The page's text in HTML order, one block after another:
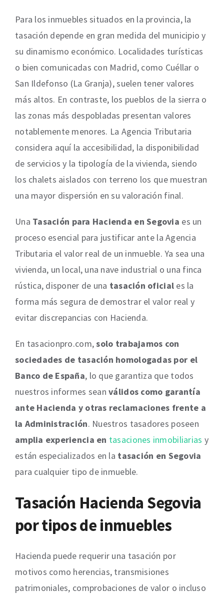
Para los inmuebles situados en la provincia, la
tasación depende en gran medida del municipio y
su dinamismo económico. Localidades turísticas
o bien comunicadas con Madrid, como Cuéllar o
San Ildefonso (La Granja), suelen tener valores
más altos. En contraste, los pueblos de la sierra o
las zonas más despobladas presentan valores
notablemente menores. La Agencia Tributaria
considera aquí la accesibilidad, la disponibilidad
de servicios y la tipología de la vivienda, siendo
los chalets aislados con terreno los que muestran
una mayor dispersión en su valoración final.
Una Tasación para Hacienda en Segovia es un
proceso esencial para justificar ante la Agencia
Tributaria el valor real de un inmueble. Ya sea una
vivienda, un local, una nave industrial o una finca
rústica, disponer de una tasación oficial es la
forma más segura de demostrar el valor real y
evitar discrepancias con Hacienda.
En tasacionpro.com,solo trabajamos con
sociedades de tasación homologadas por el
Banco de España, lo que garantiza que todos
nuestros informes seanválidos como garantía
ante Hacienda y otras reclamaciones frente a
la Administración. Nuestros tasadores poseen
amplia experiencia en tasaciones inmobiliarias y
están especializados en la tasación en Segovia
para cualquier tipo de inmueble.
Tasación Hacienda Segovia
por tipos de inmuebles
Hacienda puede requerir una tasación por
motivos como herencias, transmisiones
patrimoniales, comprobaciones de valor o incluso